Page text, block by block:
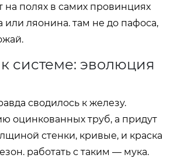
на полях в самих провинциях
или ляонина. там не до пафоса,
системе: эволюция
сводилось к железу.
оцинкованных труб, а придут
стенки, кривые, и краска
работать с таким — мука.